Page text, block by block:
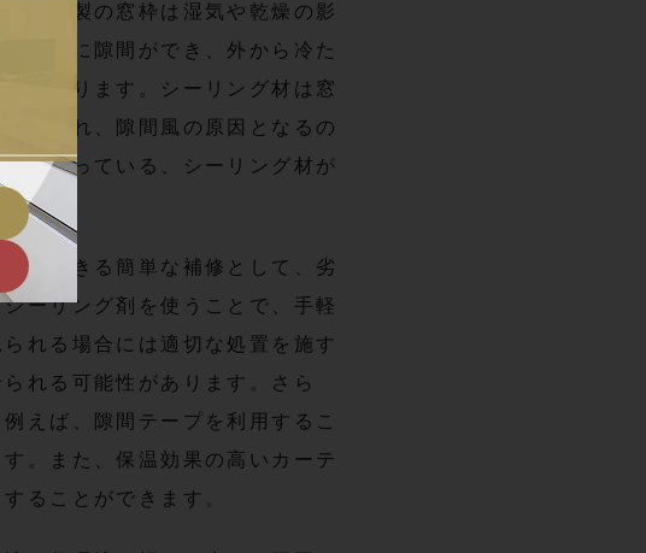
。木製の窓枠は湿気や乾燥の影
の間に隙間ができ、外から冷た
となります。シーリング材は窓
失われ、隙間風の原因となるの
が入っている、シーリング材が
でできる簡単な補修として、劣
ーリング剤を使うことで、手軽
れる場合には適切な処置を施す
れる可能性があります。さら
えば、隙間テープを利用するこ
。また、保温効果の高いカーテ
ることができます。